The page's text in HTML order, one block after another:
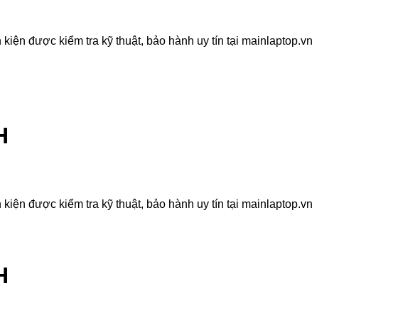
được kiểm tra kỹ thuật, bảo hành uy tín tại mainlaptop.vn
được kiểm tra kỹ thuật, bảo hành uy tín tại mainlaptop.vn